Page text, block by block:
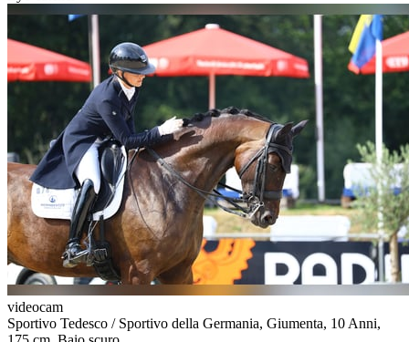
videocam
Sportivo Tedesco / Sportivo della Germania, Giumenta, 10 Anni,